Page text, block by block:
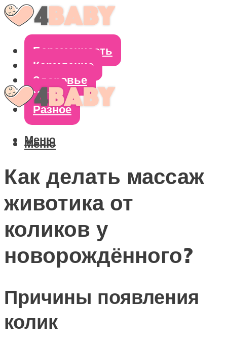
Беременность
Кормление
Здоровье
Уход
Разное
Меню
Меню
Как делать массаж
животика от
коликов у
новорождённого?
Причины появления
колик